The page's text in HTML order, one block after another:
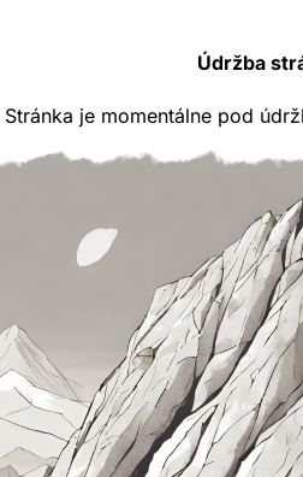
Údržba
Stránka je momentálne pod